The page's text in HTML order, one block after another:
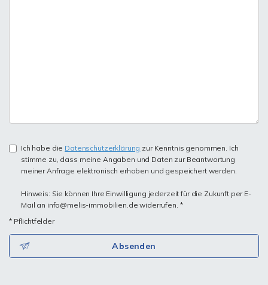
Ich habe die Datenschutzerklärung zur Kenntnis genommen. Ich
stimme zu, dass meine Angaben und Daten zur Beantwortung
meiner Anfrage elektronisch erhoben und gespeichert werden.
Hinweis: Sie können Ihre Einwilligung jederzeit für die Zukunft per E-
Mail an info@melis-immobilien.de widerrufen. *
* Pflichtfelder
Absenden